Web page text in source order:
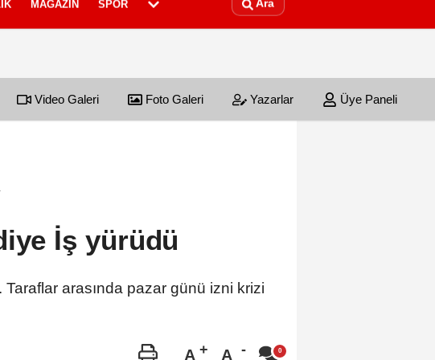
MAGAZIN SPOR Ara
Video Galeri Foto Galeri Yazarlar Üye Paneli
İş yürüdü
arasında pazar günü izni krizi
A A